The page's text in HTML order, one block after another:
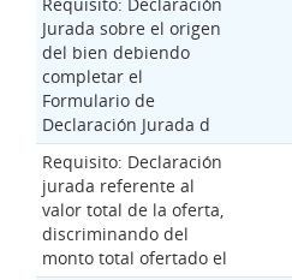
Jurada sobre el origen
del bien debiendo
completar el
Formulario de
Declaración Jurada d
Requisito: Declaración
jurada referente al
valor total de la oferta,
discriminando del
monto total ofertado el